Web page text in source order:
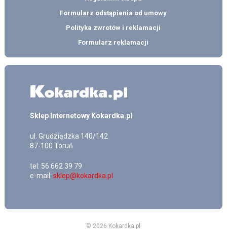
Formularz odstąpienia od umowy
Polityka zwrotów i reklamacji
Formularz reklamacji
Sklep Internetowy Kokardka.pl
ul. Grudziądzka 140/142
87-100 Toruń
tel: 56 662 39 79
e-mail: sklep@kokardka.pl
© 2026 Kokardka.pl